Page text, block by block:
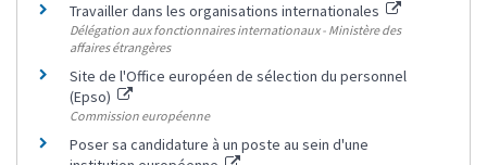
Travailler dans les organisations internationales
Délégation aux fonctionnaires internationaux - Ministère des
affaires étrangères
Site de l'Office européen de sélection du personnel
(Epso)
Commission européenne
Poser sa candidature à un poste au sein d'une